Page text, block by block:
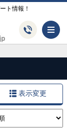
ト情報！
表示変更